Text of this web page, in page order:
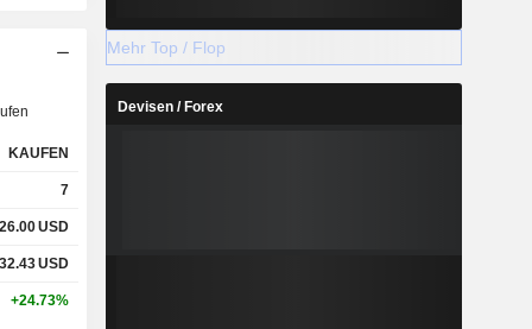
KAUFEN
7
26.00USD
32.43USD
+24.73%
Mehr Top / Flop
Devisen / Forex